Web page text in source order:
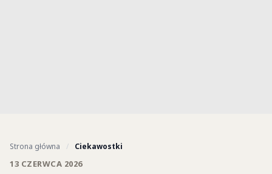
Strona główna / Ciekawostki
13 CZERWCA 2026